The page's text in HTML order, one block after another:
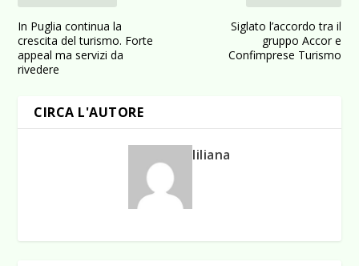
In Puglia continua la
crescita del turismo. Forte
appeal ma servizi da
rivedere
Siglato l’accordo tra il
gruppo Accor e
Confimprese Turismo
CIRCA L'AUTORE
liliana